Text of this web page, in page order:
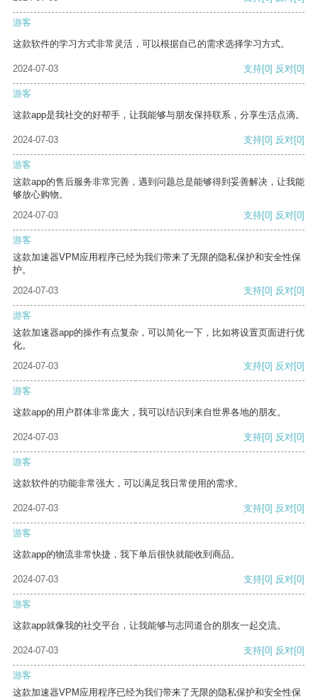
游客
这款软件的学习方式非常灵活，可以根据自己的需求选择学习方式。
2024-07-03 支持[0] 反对[0]
游客
这款app是我社交的好帮手，让我能够与朋友保持联系，分享生活点滴。
2024-07-03 支持[0] 反对[0]
游客
这款app的售后服务非常完善，遇到问题总是能够得到妥善解决，让我能
够放心购物。
2024-07-03
支持[0] 反对[0]
游客
这款加速器VPM应用程序已经为我们带来了无限的隐私保护和安全性保
护。
2024-07-03
支持[0] 反对[0]
游客
这款加速器app的操作有点复杂，可以简化一下，比如将设置页面进行优
化。
2024-07-03
支持[0] 反对[0]
游客
这款app的用户群体非常庞大，我可以结识到来自世界各地的朋友。
2024-07-03 支持[0] 反对[0]
游客
这款软件的功能非常强大，可以满足我日常使用的需求。
2024-07-03 支持[0] 反对[0]
游客
这款app的物流非常快捷，我下单后很快就能收到商品。
2024-07-03 支持[0] 反对[0]
游客
这款app就像我的社交平台，让我能够与志同道合的朋友一起交流。
2024-07-03 支持[0] 反对[0]
游客
这款加速器VPM应用程序已经为我们带来了无限的隐私保护和安全性保